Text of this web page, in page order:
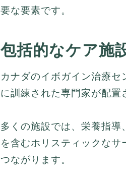
要な要素です。
包括的なケア施
カナダのイボガイン治療
に訓練された専門家が配置
多くの施設では、栄養指
を含むホリスティックな
つながります。